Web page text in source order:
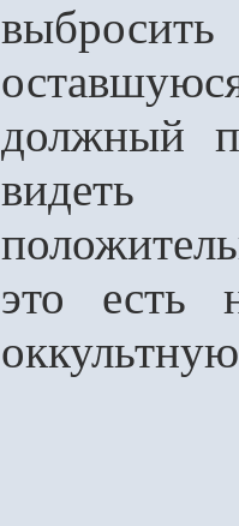
должный
видеть
это есть